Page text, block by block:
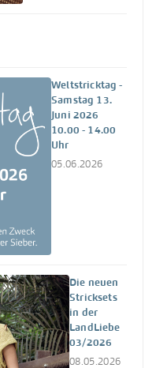
Weltstricktag -
Samstag 13.
Juni 2026
10.00 - 14.00
Uhr
05.06.2026
Die neuen
Stricksets
in der
LandLiebe
03/2026
08.05.2026